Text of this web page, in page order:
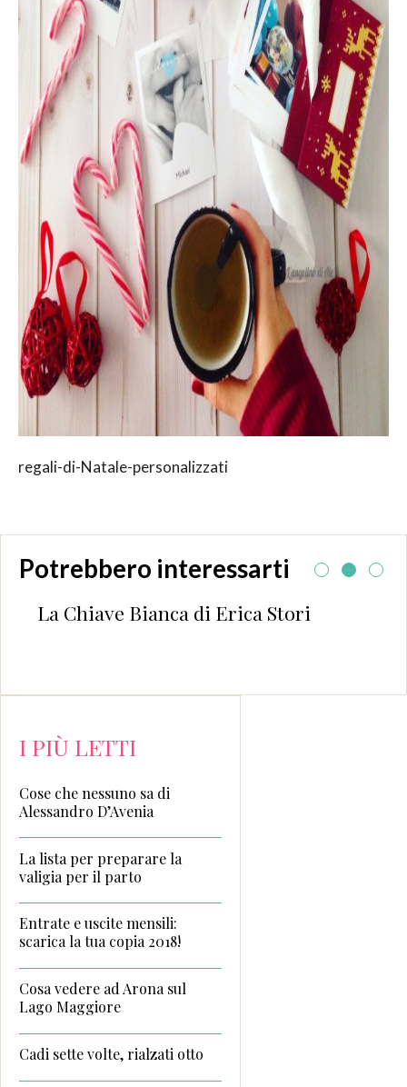
regali-di-Natale-personalizzati
Potrebbero interessarti
di Erica Stori Musica, ricchi
I PIÙ LETTI
Cose che nessuno sa di
Alessandro D’Avenia
La lista per preparare la
valigia per il parto
Entrate e uscite mensili:
scarica la tua copia 2018!
Cosa vedere ad Arona sul
Lago Maggiore
Cadi sette volte, rialzati otto